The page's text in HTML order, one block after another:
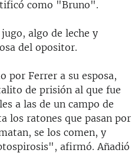
como "Bruno".
algo de leche y
del opositor.
por Ferrer a su esposa,
de prisión al que fue
a las de un campo de
los ratones que pasan por
se los comen, y
afirmó. Añadió